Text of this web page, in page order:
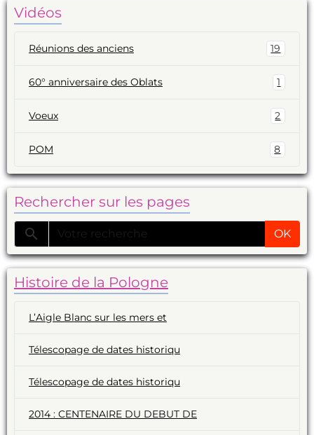
Vidéos
Réunions des anciens 19
60° anniversaire des Oblats 1
Voeux 2
POM 8
Rechercher sur les pages
OK
Histoire de la Pologne
L’Aigle Blanc sur les mers et
Télescopage de dates historiqu
Télescopage de dates historiqu
2014 : CENTENAIRE DU DEBUT DE